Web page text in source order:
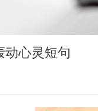
动心灵短句